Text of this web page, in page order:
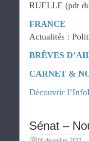
RUELLE (pdt
FRANCE
Actualités :
BRÈVES
CARNET &
Découvrir
Sénat –